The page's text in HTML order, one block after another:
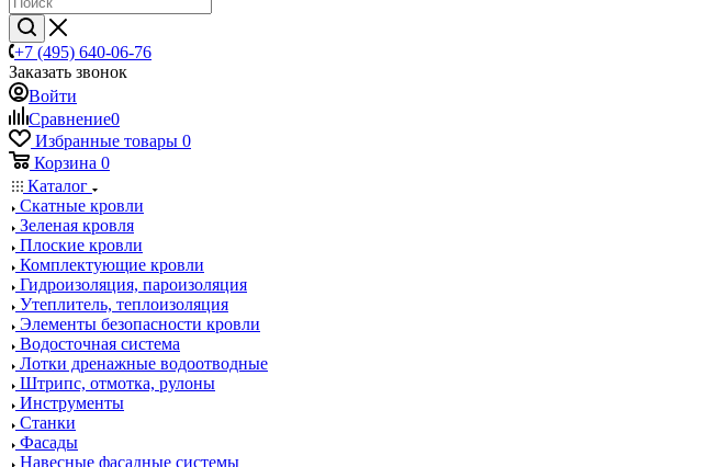
+7 (495) 640-06-76
Заказать звонок
Войти
Сравнение0
Избранные товары 0
Корзина 0
Каталог
Скатные кровли
Зеленая кровля
Плоские кровли
Комплектующие кровли
Гидроизоляция, пароизоляция
Утеплитель, теплоизоляция
Элементы безопасности кровли
Водосточная система
Лотки дренажные водоотводные
Штрипс, отмотка, рулоны
Инструменты
Станки
Фасады
Навесные фасадные системы